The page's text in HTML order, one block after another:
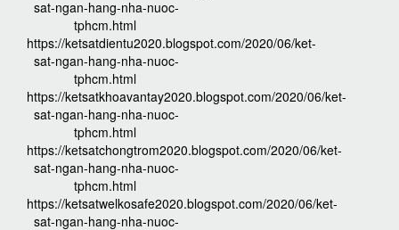
sat-ngan-hang-nha-nuoc-
tphcm.html
https://ketsatdientu2020.blogspot.com/2020/06/ket-
sat-ngan-hang-nha-nuoc-
tphcm.html
https://ketsatkhoavantay2020.blogspot.com/2020/06/ket-
sat-ngan-hang-nha-nuoc-
tphcm.html
https://ketsatchongtrom2020.blogspot.com/2020/06/ket-
sat-ngan-hang-nha-nuoc-
tphcm.html
https://ketsatwelkosafe2020.blogspot.com/2020/06/ket-
sat-ngan-hang-nha-nuoc-